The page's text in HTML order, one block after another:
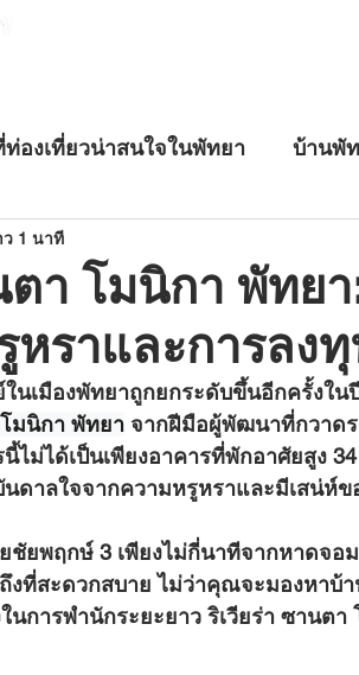
องเที่ยวน่าสนใจในพัทยา บ้านพั
าริมทรัพย์
ตา โมนิกา พัทย
ราและการลง
ว 1 นาที
มนิกา พัทยา จากฝีมือผู้พัฒนาที่กวาด
นี้ไม่ได้เป็นเพียงอาคารที่พักอาศัยสูง
ดาลใจจากความหรูหราและมีเสน่ห์ข
งที่สะดวกสบาย ไม่ว่าคุณจะมองหาบ้
นการพำนักระยะยาว ริเวียร่า ซานตา